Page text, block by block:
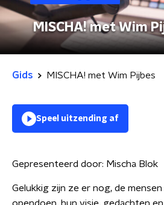
MISCHA! met Wim
Gids MISCHA! met Wim Pijbes
Speel uitzending af
Gepresenteerd door: Mischa Blok
Gelukkig zijn ze er nog, de